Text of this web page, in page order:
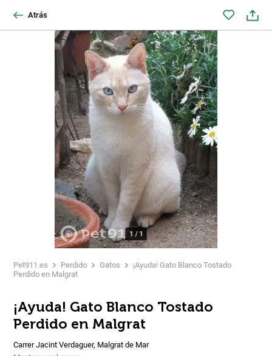
Atrás
1 / 1
Pet911.es Perdido Gatos
¡Ayuda! Gato Blanco Tostado
Perdido en Malgrat
¡Ayuda! Gato Blanco Tostado
Perdido en Malgrat
Carrer Jacint Verdaguer, Malgrat de Mar